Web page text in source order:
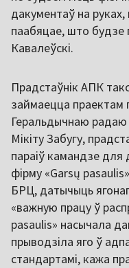
дакументаў на
паабяцае, што будзе
Кавалеўскі.
Прадстаўнік АПК
займаецца праектам
Геральдычнаю радаю
Мікіту Забугу,
параіў камандзе для
фірму «Garsų
БРЦ, датычыць
«важную працу ў
pasaulis» насычала
прыводзіла яго ў
стандартамі, кажа